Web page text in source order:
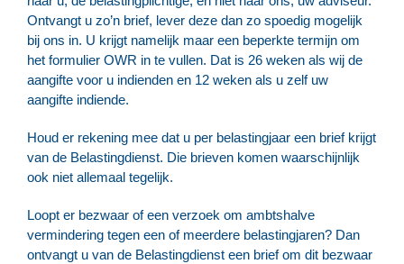
Ontvangt u zo’n brief, lever deze dan zo spoedig mogelijk
bij ons in. U krijgt namelijk maar een beperkte termijn om
het formulier OWR in te vullen. Dat is 26 weken als wij de
aangifte voor u indienden en 12 weken als u zelf uw
aangifte indiende.
Houd er rekening mee dat u per belastingjaar een brief krijgt
van de Belastingdienst. Die brieven komen waarschijnlijk
ook niet allemaal tegelijk.
Loopt er bezwaar of een verzoek om ambtshalve
vermindering tegen een of meerdere belastingjaren? Dan
ontvangt u van de Belastingdienst een brief om dit bezwaar